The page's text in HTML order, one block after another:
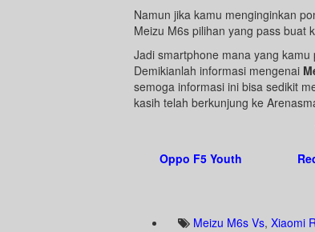
Namun jika kamu menginginkan
Meizu M6s pilihan yang pass buat
Jadi smartphone mana yang
Demikianlah informasi mengenai
semoga informasi ini bisa sedikit
kasih telah berkunjung ke
Oppo F5 Youth
Meizu M6s Vs, Xiaomi